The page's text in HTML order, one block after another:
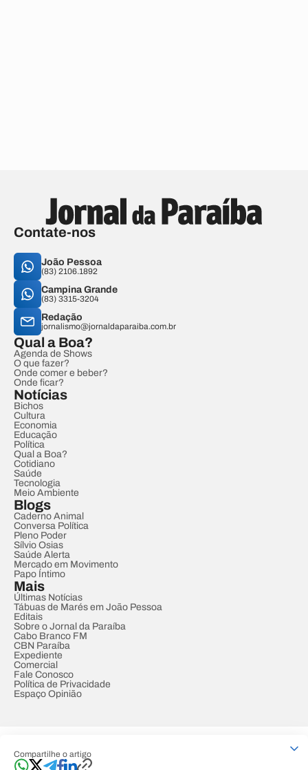
Compartilhe o artigo
Contate-nos
João Pessoa
(83) 2106.1892
Campina Grande
(83) 3315-3204
Redação
jornalismo@jornaldaparaiba.com.br
Qual a Boa?
Agenda de Shows
O que fazer?
Onde comer e beber?
Onde ficar?
Notícias
Bichos
Cultura
Economia
Educação
Política
Qual a Boa?
Cotidiano
Saúde
Tecnologia
Meio Ambiente
Blogs
Caderno Animal
Conversa Política
Pleno Poder
Sílvio Osias
Saúde Alerta
Mercado em Movimento
Papo Íntimo
Mais
Últimas Notícias
Tábuas de Marés em João Pessoa
Editais
Sobre o Jornal da Paraíba
Cabo Branco FM
CBN Paraíba
Expediente
Comercial
Fale Conosco
Política de Privacidade
Espaço Opinião